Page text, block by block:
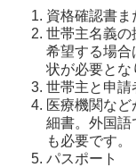
資格確認書
世帯主名義の
希望する場合
状が必要とな
世帯主と申請
医療機関な
細書。外国語
も必要です。
パスポート